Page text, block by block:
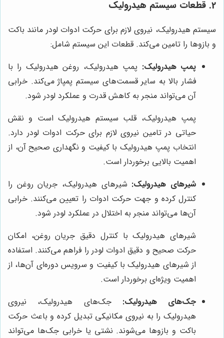
2. قطعات سیستم هیدرولیک
سیستم هیدرولیک، نیروی لازم برای حرکت ادوات لودر مانند باکت
و بازوها را تامین می‌کند. قطعات این سیستم شامل:
پمپ هیدرولیک: پمپ هیدرولیک، روغن هیدرولیک را با
فشار بالا به سایر قسمت‌های سیستم پمپاژ می‌کند. خرابی
آن می‌تواند منجر به کاهش قدرت و عملکرد لودر شود.
پمپ هیدرولیک، قلب سیستم هیدرولیک است و نقش
حیاتی در تامین نیروی لازم برای حرکت ادوات لودر دارد.
انتخاب پمپ هیدرولیک با کیفیت و نگهداری صحیح آن، از
اهمیت بالایی برخوردار است.
شیرهای هیدرولیک: شیرهای هیدرولیک، جریان روغن را
کنترل کرده و جهت حرکت ادوات را تعیین می‌کنند. خرابی
آن‌ها می‌تواند منجر به اختلال در عملکرد لودر شود.
شیرهای هیدرولیک با کنترل دقیق جریان روغن، امکان
حرکت صحیح و دقیق ادوات لودر را فراهم می‌کنند. استفاده
از شیرهای هیدرولیک با کیفیت و سرویس دوره‌ای آن‌ها، از
اهمیت ویژه‌ای برخوردار است.
جک‌های هیدرولیک: جک‌های هیدرولیک، نیروی
هیدرولیک را به نیروی مکانیکی تبدیل کرده و باعث حرکت
باکت و بازوها می‌شوند. نشتی یا خرابی جک‌ها می‌تواند